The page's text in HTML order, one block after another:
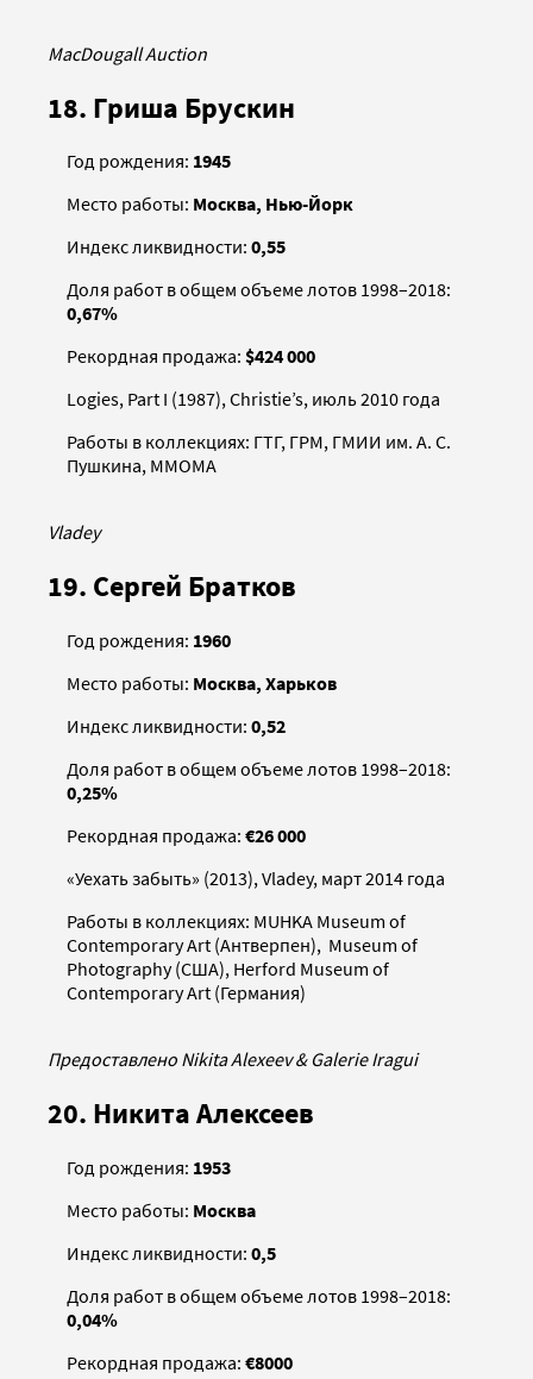
MacDougall Auction
18. Гриша Брускин
Год рождения: 1945
Место работы: Москва, Нью-Йорк
Индекс ликвидности: 0,55
Доля работ в общем объеме лотов 1998–2018:
0,67%
Рекордная продажа: $424 000
Logies, Part I (1987), Christie’s, июль 2010 года
Работы в коллекциях: ГТГ, ГРМ, ГМИИ им. А. С.
Пушкина, ММОМА
Vladey
19. Сергей Братков
Год рождения: 1960
Место работы: Москва, Харьков
Индекс ликвидности: 0,52
Доля работ в общем объеме лотов 1998–2018:
0,25%
Рекордная продажа: €26 000
«Уехать забыть» (2013), Vladey, март 2014 года
Работы в коллекциях: MUHKA Museum of
Contemporary Art (Антверпен), Museum of
Photography (США), Herford Museum of
Contemporary Art (Германия)
Предоставлено Nikita Alexeev & Galerie Iragui
20. Никита Алексеев
Год рождения: 1953
Место работы: Москва
Индекс ликвидности: 0,5
Доля работ в общем объеме лотов 1998–2018:
0,04%
Рекордная продажа: €8000